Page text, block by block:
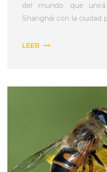
del mundo, que
Shanghái con la ciudad
LEER